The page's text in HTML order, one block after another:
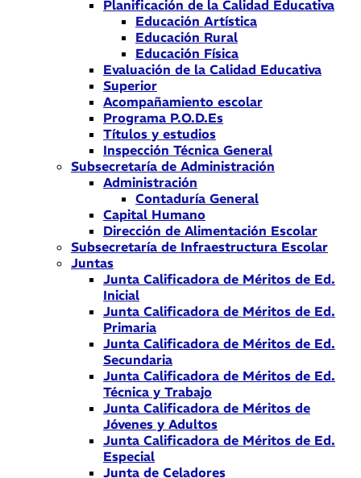
Planificación de la Calidad Educativa
Educación Artística
Educación Rural
Educación Física
Evaluación de la Calidad Educativa
Superior
Acompañamiento escolar
Programa P.O.D.Es
Títulos y estudios
Inspección Técnica General
Subsecretaría de Administración
Administración
Contaduría General
Capital Humano
Dirección de Alimentación Escolar
Subsecretaría de Infraestructura Escolar
Juntas
Junta Calificadora de Méritos de Ed.
Inicial
Junta Calificadora de Méritos de Ed.
Primaria
Junta Calificadora de Méritos de Ed.
Secundaria
Junta Calificadora de Méritos de Ed.
Técnica y Trabajo
Junta Calificadora de Méritos de
Jóvenes y Adultos
Junta Calificadora de Méritos de Ed.
Especial
Junta de Celadores